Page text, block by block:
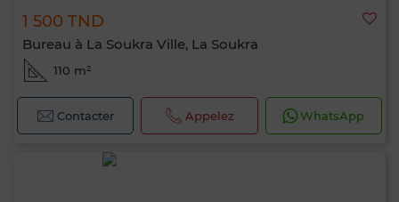
1 500 TND
Bureau à La Soukra Ville, La Soukra
110 m²
Contacter Appelez WhatsApp